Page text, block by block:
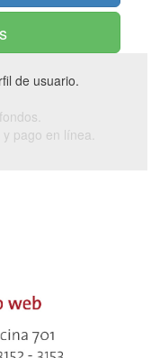
de usuario.
pago en línea.